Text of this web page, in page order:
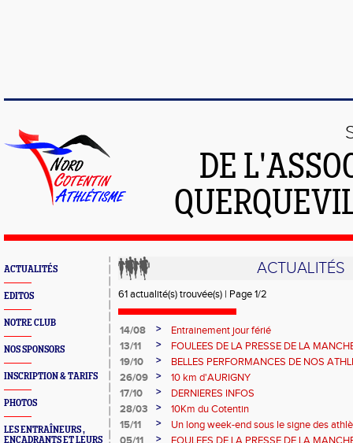
DE
ACTUALITÉS
EDITOS
NOTRE CLUB
NOS SPONSORS
INSCRIPTION & TARIFS
PHOTOS
LES ENTRAÎNEURS ,
ENCADRANTS ET LEURS
ACTUALITÉS
61 actualité(s) trouvée(s) | Page 1/2
14/08 >
Entrainement jour férié
13/11
>
FOULEES DE LA PRESSE DE LA
19/10
>
BELLES PERFORMANCES DE NOS
26/09
>
10 km d'AURIGNY
17/10
>
DERNIERES INFOS
28/03
>
10Km du Cotentin
15/11
>
Un long week-end sous le signe des
>